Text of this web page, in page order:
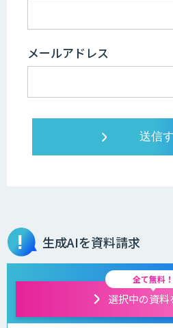
メールアドレス
生成AIを資料請求
全て無料！
選択中の資料